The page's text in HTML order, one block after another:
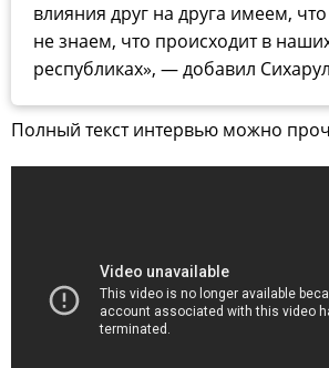
влияния друг на друга имеем,
не знаем, что происходит в
республиках», — добавил
Полный текст интервью можно